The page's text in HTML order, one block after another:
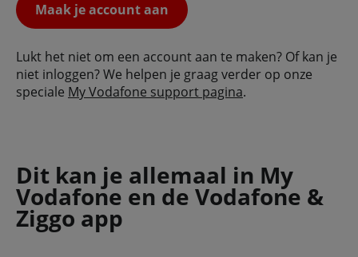
Maak je account aan
Lukt het niet om een account aan te maken? Of kan je
niet inloggen? We helpen je graag verder op onze
speciale My Vodafone support pagina.
Dit kan je allemaal in My
Vodafone en de Vodafone &
Ziggo app